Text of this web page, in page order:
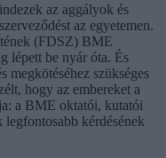
az aggályok és
az egyetemen.
(FDSZ) BME
lépett be nyár óta. És
megkötéséhez szükséges
hogy az embereket a
a BME oktatói, kutatói
kérdésének